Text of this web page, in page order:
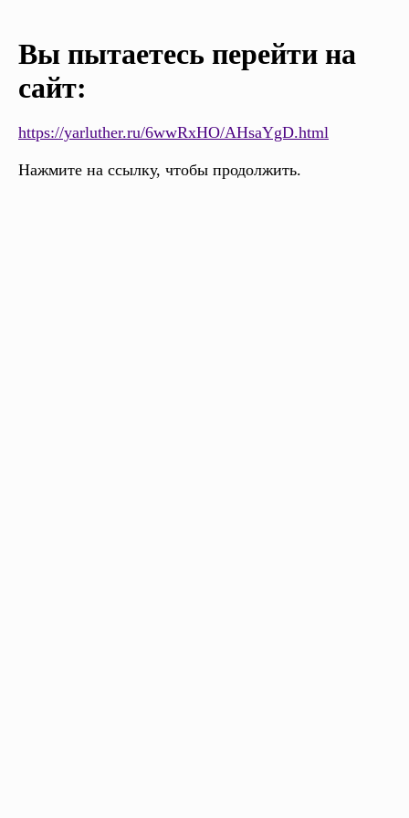
Вы пытаетесь перейти на
сайт:
https://yarluther.ru/6wwRxHO/AHsaYgD.html
Нажмите на ссылку, чтобы продолжить.